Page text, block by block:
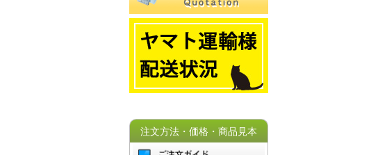
注文方法・価格・商品見本